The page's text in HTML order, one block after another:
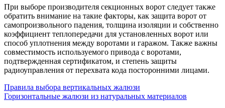
При выборе производителя секционных ворот следует также
обратить внимание на такие факторы, как защита ворот от
самопроизвольного падения, толщина изоляции и собственно
коэффициент теплопередачи для установленных ворот или
способ уплотнения между воротами и гаражом. Также важны
совместимость используемого привода с воротами,
подтвержденная сертификатом, и степень защиты
радиоуправления от перехвата кода посторонними лицами.
Правила выбора вертикальных жалюзи
Горизонтальные жалюзи из натуральных материалов